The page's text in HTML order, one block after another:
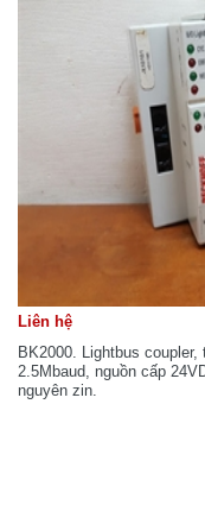
Liên hệ
BK2000. Lightbus
2.5Mbaud, nguồn cấp
nguyên zin.